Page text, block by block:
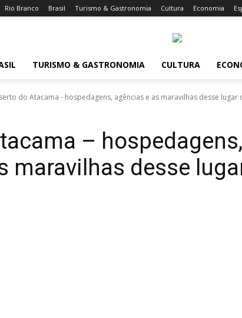
Rio Branco Brasil Turismo & Gastronomia Cultura Economia
TURISMO & GASTRONOMIA CULTURA
do Atacama - hospedagens, agências e as maravilhas desse lugar
– hospedagens,
maravilhas desse